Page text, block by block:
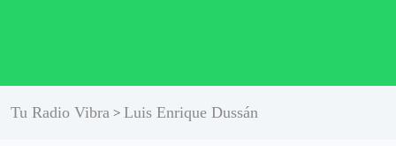
Tu Radio Vibra > Luis Enrique Dussán